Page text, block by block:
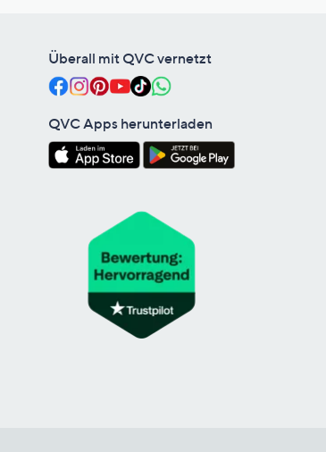
Überall mit QVC vernetzt
QVC Apps herunterladen